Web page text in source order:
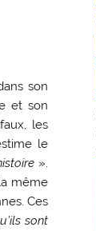
son
et son
les
le
».
même
Ces
sont